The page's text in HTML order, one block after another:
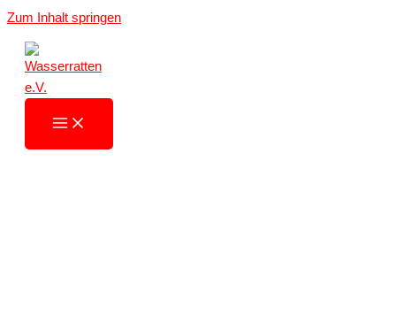
Zum Inhalt springen